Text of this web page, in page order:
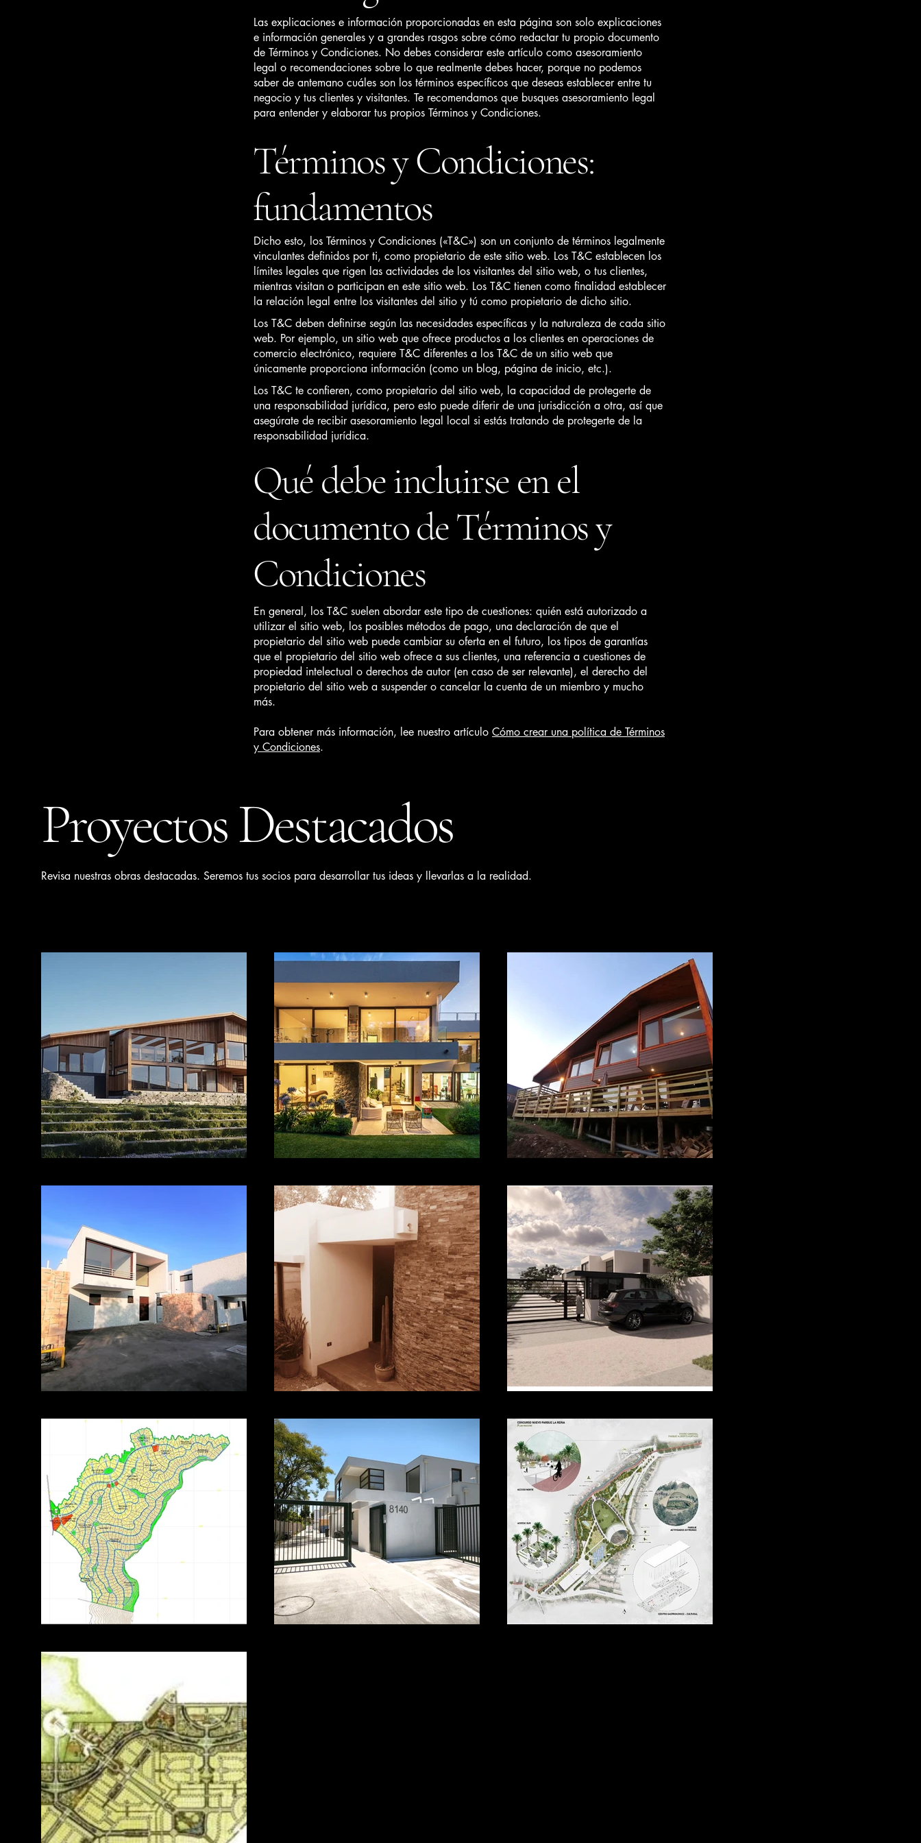
Las explicaciones e información proporcionadas en esta página son solo explicaciones
e información generales y a grandes rasgos sobre cómo redactar tu propio documento
de Términos y Condiciones. No debes considerar este artículo como asesoramiento
legal o recomendaciones sobre lo que realmente debes hacer, porque no podemos
saber de antemano cuáles son los términos específicos que deseas establecer entre tu
negocio y tus clientes y visitantes. Te recomendamos que busques asesoramiento legal
para entender y elaborar tus propios Términos y Condiciones.
Términos y Condiciones:
fundamentos
Dicho esto, los Términos y Condiciones («T&C») son un conjunto de términos legalmente
vinculantes definidos por ti, como propietario de este sitio web. Los T&C establecen los
límites legales que rigen las actividades de los visitantes del sitio web, o tus clientes,
mientras visitan o participan en este sitio web. Los T&C tienen como finalidad establecer
la relación legal entre los visitantes del sitio y tú como propietario de dicho sitio.
Los T&C deben definirse según las necesidades específicas y la naturaleza de cada sitio
web. Por ejemplo, un sitio web que ofrece productos a los clientes en operaciones de
comercio electrónico, requiere T&C diferentes a los T&C de un sitio web que
únicamente proporciona información (como un blog, página de inicio, etc.).
Los T&C te confieren, como propietario del sitio web, la capacidad de protegerte de
una responsabilidad jurídica, pero esto puede diferir de una jurisdicción a otra, así que
asegúrate de recibir asesoramiento legal local si estás tratando de protegerte de la
responsabilidad jurídica.
Qué debe incluirse en el
documento de Términos y
Condiciones
En general, los T&C suelen abordar este tipo de cuestiones: quién está autorizado a
utilizar el sitio web, los posibles métodos de pago, una declaración de que el
propietario del sitio web puede cambiar su oferta en el futuro, los tipos de garantías
que el propietario del sitio web ofrece a sus clientes, una referencia a cuestiones de
propiedad intelectual o derechos de autor (en caso de ser relevante), el derecho del
propietario del sitio web a suspender o cancelar la cuenta de un miembro y mucho
más.
Para obtener más información, lee nuestro artículo Cómo crear una política de Términos
y Condiciones.
Proyectos Destacados
Revisa nuestras obras destacadas. Seremos tus socios para desarrollar tus ideas y llevarlas a la realidad.